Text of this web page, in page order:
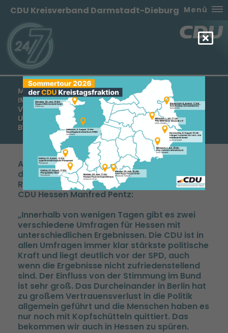
CDU Kreisverband Darmstadt-Dieburg Menü
MANFRED PENTZ: CDU IST IN ALLEN UMFRAGEN
IMMER KLAR STÄRKSTE KRAFT - MENSCHEN
VERTRAUEN CDU-GEFÜHRTER LANDESREGIERUNG
UND ARBEIT VON MINISTERPRÄSIDENT VOLKER
BOUFFIER
Anlässlich der Ergebnisse einer infratest-
dimap-Umfrage im Auftrag des Hessischen
Rundfunks sagte der Generalsekretär der
CDU Hessen Manfred Pentz:
Innerhalb von wenigen Tagen gibt es zwei
verschiedene Umfragen für Hessen mit
unterschiedlichen Ergebnissen. Die CDU ist in
allen Umfragen immer klar stärkste politische
Kraft und liegt deutlich vor der SPD, auch
wenn die Ergebnisse nicht zufriedenstellend
sind. Der Einfluss von der Stimmung im Bund
ist sehr groß. Das Durcheinander in Berlin hat
zu großem Vertrauensverlust in die Politik
allgemein geführt und die Menschen haben es
nur noch mit Kopfschütteln quittiert. Das
bekommen wir auch in Hessen zu spüren.